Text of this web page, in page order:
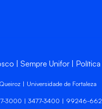
Sempre Unifor
| Universidade de Fortaleza
3000 | 3477-3400 | 99246-